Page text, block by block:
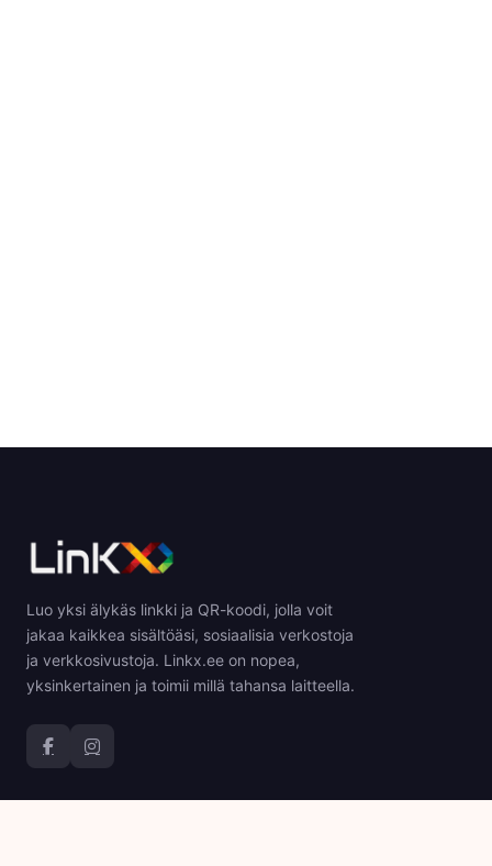
Luo yksi älykäs linkki ja QR-koodi, jolla voit
jakaa kaikkea sisältöäsi, sosiaalisia verkostoja
ja verkkosivustoja. Linkx.ee on nopea,
yksinkertainen ja toimii millä tahansa laitteella.